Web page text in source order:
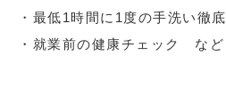
・最低1時間に1度の手洗い徹底
・就業前の健康チェック など